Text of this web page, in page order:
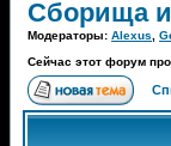
Сборища и
Модераторы: Alexus
Сейчас этот форум